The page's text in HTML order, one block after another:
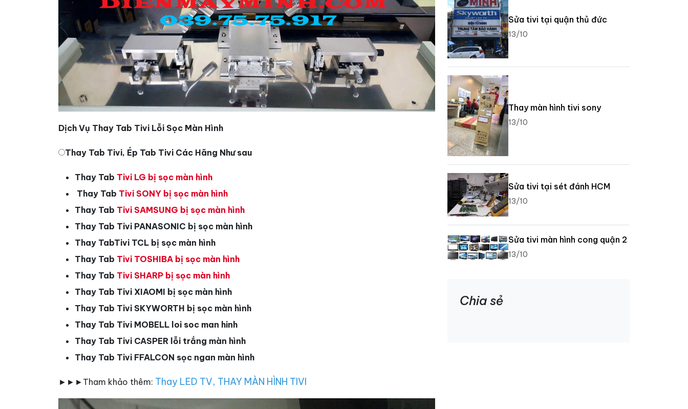
Dịch Vụ Thay Tab Tivi Lỗi Sọc Màn Hình
Thay Tab Tivi, Ép Tab Tivi Các Hãng Như sau
Thay Tab Tivi LG bị sọc màn hình
Thay Tab Tivi SONY bị sọc màn hình
Thay Tab Tivi SAMSUNG bị sọc màn hình
Thay Tab Tivi PANASONIC bị sọc màn hình
Thay TabTivi TCL bị sọc màn hình
Thay Tab Tivi TOSHIBA bị sọc màn hình
Thay Tab Tivi SHARP bị sọc màn hình
Thay Tab Tivi XIAOMI bị sọc màn hình
Thay Tab Tivi SKYWORTH bị sọc màn hình
Thay Tab Tivi MOBELL loi soc man hinh
Thay Tab Tivi CASPER lỗi trắng màn hình
Thay Tab Tivi FFALCON sọc ngan màn hình
►►►Tham khảo thêm: Thay LED TV, THAY MÀN HÌNH TIVI
Sửa tivi tại quận thủ đức
13/10
Thay màn hình tivi sony
13/10
Sửa tivi tại sét đánh HCM
13/10
Sửa tivi màn hình cong quận 2
13/10
Chia sẻ